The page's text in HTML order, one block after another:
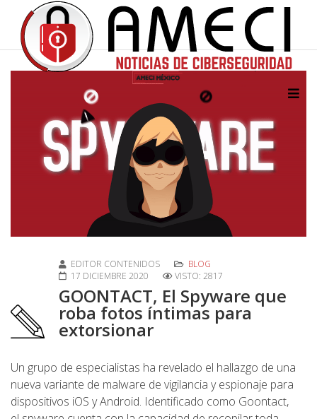
EDITOR CONTENIDOS
BLOG
17 DICIEMBRE 2020
VISTO: 2817
GOONTACT, El Spyware que
roba fotos íntimas para
extorsionar
Un grupo de especialistas ha revelado el hallazgo de una
nueva variante de malware de vigilancia y espionaje para
dispositivos iOS y Android. Identificado como Goontact,